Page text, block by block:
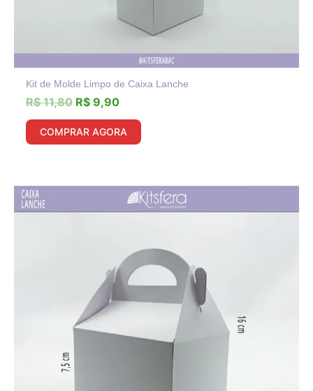
Kit de Molde Limpo de Caixa Lanche
R$11,80 R$9,90
COMPRAR AGORA